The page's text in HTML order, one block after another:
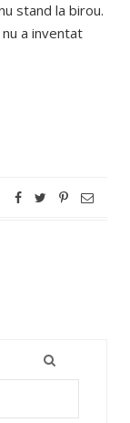
stand la birou.
a inventat